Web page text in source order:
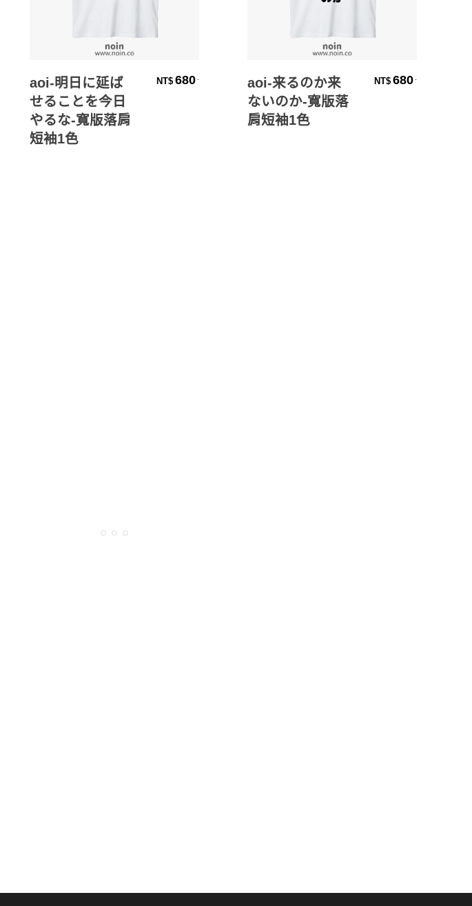
選擇規格
aoi-明日に延ば
せることを今日
やるな-寬版落肩
短袖1色
NT$ 680 選擇規格
aoi-来るのか来
ないのか-寬版落
肩短袖1色
NT$ 680